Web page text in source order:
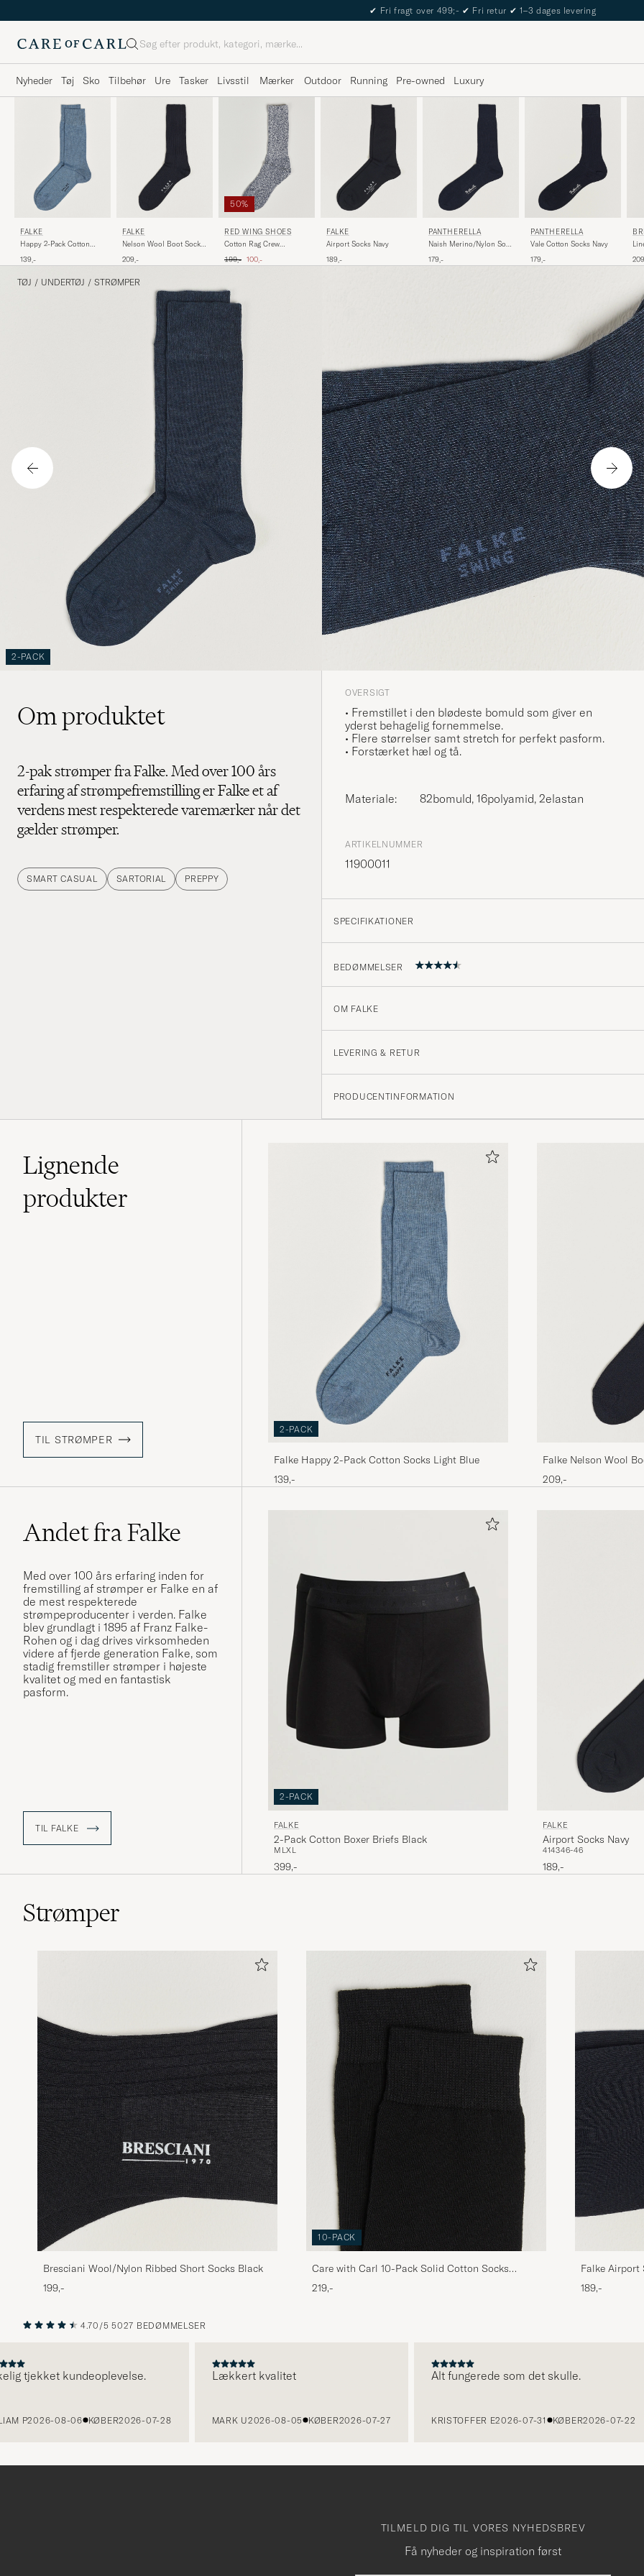
✔ Fri fragt over 499;- ✔ Fri retur ✔ 1–3 dages levering
Søg
Nyheder Tøj Sko Tilbehør Ure Tasker Livsstil Mærker Outdoor Running Pre-owned Luxury
FALKE
Happy 2-Pack Cotton
139,-
FALKE
Nelson Wool Boot Sock
209,-
50%
RED WING SHOES
Cotton Rag Crew
Ordinary pris
199,- Nedsat pris
100,-
FALKE
Airport Socks Navy
189,-
PANTHERELLA
Naish Merino/Nylon Sock
179,-
PANTHERELLA
Vale Cotton Socks Navy
179,-
TØJ / UNDERTØJ / STRØMPER
2-PACK
Om produktet
2-pak strømper fra Falke. Med over 100 års
erfaring af strømpefremstilling er Falke et af
verdens mest respekterede varemærker når det
gælder strømper.
SMART CASUAL SARTORIAL PREPPY
OVERSIGT
• Fremstillet i den blødeste bomuld som giver en
yderst behagelig fornemmelse.
• Flere størrelser samt stretch for perfekt pasform.
• Forstærket hæl og tå.
Materiale: 82bomuld, 16polyamid, 2elastan
ARTIKELNUMMER
11900011
SPECIFIKATIONER
BEDØMMELSER
OM FALKE
LEVERING & RETUR
PRODUCENTINFORMATION
Lignende
produkter
TIL STRØMPER
2-PACK
Falke Happy 2-Pack Cotton Socks Light Blue
139,-
Falke Nelson Wool
209,-
Andet fra Falke
Med over 100 års erfaring inden for
fremstilling af strømper er Falke en af
de mest respekterede
strømpeproducenter i verden. Falke
blev grundlagt i 1895 af Franz Falke-
Rohen og i dag drives virksomheden
videre af fjerde generation Falke, som
stadig fremstiller strømper i højeste
kvalitet og med en fantastisk
pasform.
TIL FALKE
2-PACK
FALKE
2-Pack Cotton Boxer Briefs Black
M LXL
399,-
FALKE
Airport Socks Navy
414346-46
189,-
Strømper
Bresciani Wool/Nylon Ribbed Short Socks Black
199,-
10-PACK
Care with Carl 10-Pack Solid Cotton Socks
BLACK
219,-
Falke Airport
189,-
NÆSTE
4.70/5 5027 BEDØMMELSER
tjekket kundeoplevelse.
2026-08-06 KØBER2026-07-28
Lækkert kvalitet
MARK U2026-08-05 KØBER2026-07-27
Alt fungerede som det skulle.
KRISTOFFER E2026-07-31 KØBER2026-07-22
TILMELD DIG TIL VORES NYHEDSBREV
Få nyheder og inspiration først